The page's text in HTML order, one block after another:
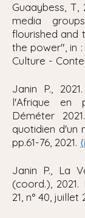
Guaaybess, T,
media
flourished and
the power", in
Culture -
Janin P.,
l'Afrique en
Déméter
quotidien d'un
pp.61-76, 2021. ⟨
Janin P., La
(coord.),
21, n° 40,